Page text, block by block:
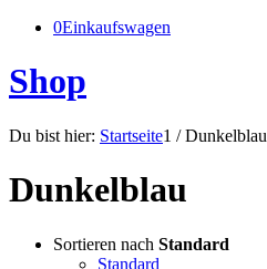
0Einkaufswagen
Shop
Du bist hier: Startseite1 / Dunkelblau
Dunkelblau
Sortieren nach Standard
Standard